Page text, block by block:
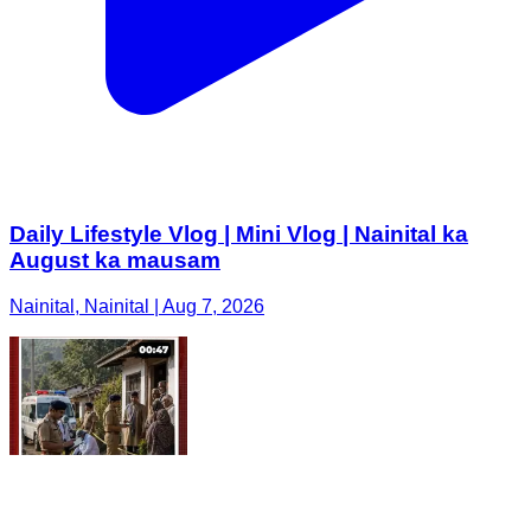
Daily Lifestyle Vlog | Mini Vlog | Nainital ka
August ka mausam
Nainital, Nainital | Aug 7, 2026